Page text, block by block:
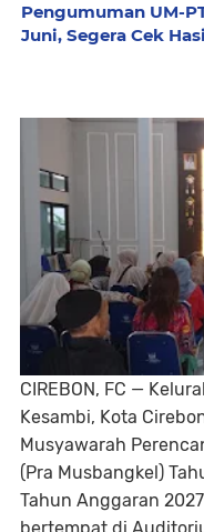
Pengumuman UM-
Juni, Segera Cek
CIREBON, FC —
Kesambi, Kota
Musyawarah
(Pra Musbangkel)
Tahun Anggaran